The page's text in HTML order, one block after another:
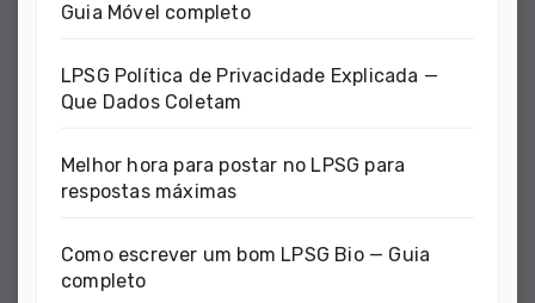
Guia Móvel completo
LPSG Política de Privacidade Explicada —
Que Dados Coletam
Melhor hora para postar no LPSG para
respostas máximas
Como escrever um bom LPSG Bio — Guia
completo